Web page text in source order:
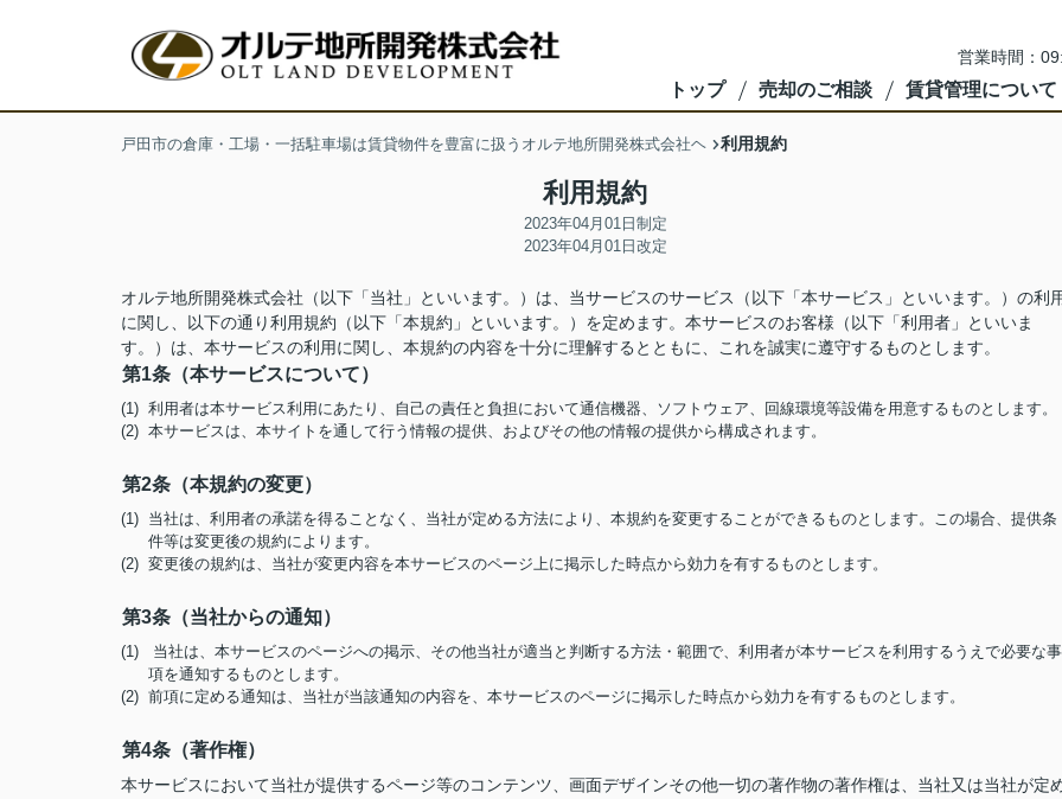
営業時間：
トップ 売却のご相談 賃貸管理について
戸田市の倉庫・工場・一括駐車場は賃貸物件を豊富に扱うオルテ地所開発株式会社ヘ 利用規約
利用規約
2023年04月01日制定
2023年04月01日改定
オルテ地所開発株式会社（以下「当社」といいます。）は、当サービスのサービス（以下「本サービス」といいます。）の利
に関し、以下の通り利用規約（以下「本規約」といいます。）を定めます。本サービスのお客様（以下「利用者」といいま
す。）は、本サービスの利用に関し、本規約の内容を十分に理解するとともに、これを誠実に遵守するものとします。
第1条（本サービスについて）
(1) 利用者は本サービス利用にあたり、自己の責任と負担において通信機器、ソフトウェア、回線環境等設備を用意するものとします。
(2) 本サービスは、本サイトを通して行う情報の提供、およびその他の情報の提供から構成されます。
第2条（本規約の変更）
(1) 当社は、利用者の承諾を得ることなく、当社が定める方法により、本規約を変更することができるものとします。この場合、提供条
件等は変更後の規約によります。
(2) 変更後の規約は、当社が変更内容を本サービスのページ上に掲示した時点から効力を有するものとします。
第3条（当社からの通知）
(1) 当社は、本サービスのページへの掲示、その他当社が適当と判断する方法・範囲で、利用者が本サービスを利用するうえで必要な事
項を通知するものとします。
(2) 前項に定める通知は、当社が当該通知の内容を、本サービスのページに掲示した時点から効力を有するものとします。
第4条（著作権）
本サービスにおいて当社が提供するページ等のコンテンツ、画面デザインその他一切の著作物の著作権は、当社又は当社が定